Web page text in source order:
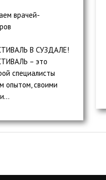
врачей-
В СУЗДАЛЕ!
– это
специалисты
опытом, своими